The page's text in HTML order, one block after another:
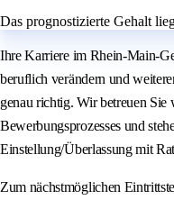
Das prognostizierte Gehalt
Ihre Karriere im Rhein-Main-
beruflich verändern und
genau richtig. Wir betreuen Sie
Bewerbungsprozesses und
Einstellung/Überlassung mit
Zum nächstmöglichen